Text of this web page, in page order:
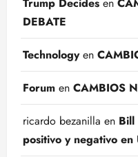
DEBATE
Technologyen
Forum en CAMBIOS
ricardo bezanilla en Bill
positivo y negativo en